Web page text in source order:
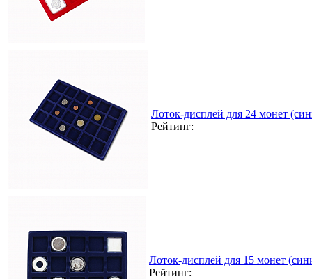
Лоток-дисплей для 24 монет
Рейтинг:
Лоток-дисплей для 15 монет
Рейтинг: